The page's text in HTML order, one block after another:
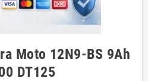
Moto 12N9-BS 9Ah
DT125